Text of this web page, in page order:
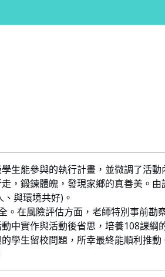
生能參與的執行計畫，並微調了活
，鍛鍊體魄，發現家鄉的真善美。
與環境共好)。
在風險評估方面，老師特別事前勘
中實作與活動後省思，培養108課綱
學生留校問題，所幸最終能順利推